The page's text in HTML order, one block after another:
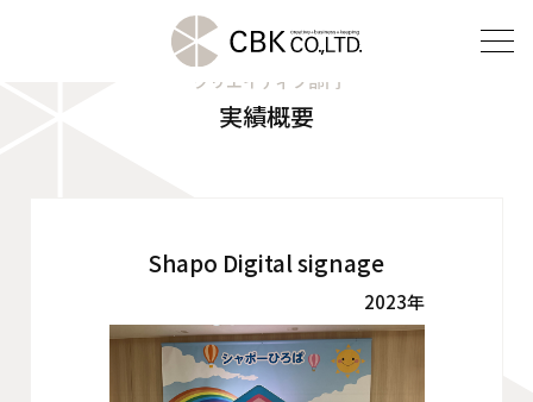
クリエイティブ部門
実績概要
Shapo Digital signage
2023年